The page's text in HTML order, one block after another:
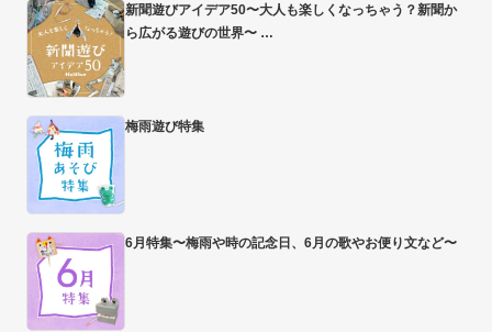
新聞遊びアイデア50〜大人も楽しくなっちゃう？新聞か
ら広がる遊びの世界〜
梅雨遊び特集
6月特集〜梅雨や時の記念日、6月の歌やお便り文など〜